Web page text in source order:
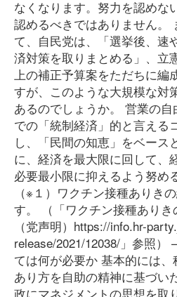
なくなります。努力を認めな
認めるべきではありません。
て、自民党は、「選挙後、速
済対策を取りまとめる」、立
上の補正予算案をただちに編
すが、このような大規模な対
あるのでしょうか。 営業の
での「統制経済」的と言える
し、「民間の知恵」をベース
に、経済を最大限に回して、
必要最小限に抑えるよう努め
（※１）ワクチン接種ありき
す。 （「ワクチン接種あり
（党声明）https://info.hr-
release/2021/12038/」参照
ては何が必要か 基本的には
あり方を自助の精神に基づい
政にマネジメントの思想を取